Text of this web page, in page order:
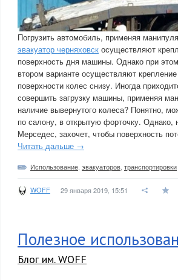
Погрузить автомобиль, применяя
эвакуатор черняховск осуществляют
поверхность дня машины. Однако при
втором варианте осуществляют
поверхности колес снизу. Иногда
совершить загрузку машины, применяя
наличие вывернутого колеса? Понятно,
по салону, в открытую форточку. Однако,
Мерседес, захочет, чтобы поверхность
Читать дальше →
Использование эвакуаторов транспортировки
WOFF 29 января 2019, 15:51
Полезное
Блог им. WOFF